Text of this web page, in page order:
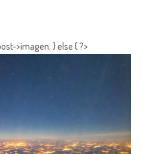
>imagen; } else { ?>